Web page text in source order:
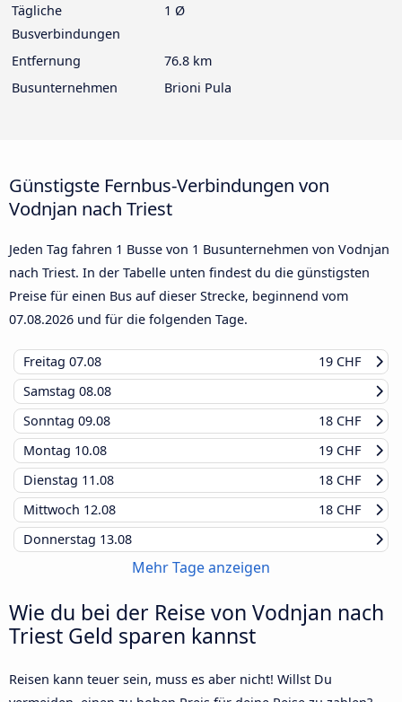
Tägliche
Busverbindungen
1 Ø
Entfernung
76.8 km
Busunternehmen
Brioni Pula
Günstigste Fernbus-Verbindungen von
Vodnjan nach Triest
Jeden Tag fahren 1 Busse von 1 Busunternehmen von Vodnjan
nach Triest. In der Tabelle unten findest du die günstigsten
Preise für einen Bus auf dieser Strecke, beginnend vom
07.08.2026 und für die folgenden Tage.
Freitag 07.08
19 CHF
Samstag 08.08
Sonntag 09.08
18 CHF
Montag 10.08
19 CHF
Dienstag 11.08
18 CHF
Mittwoch 12.08
18 CHF
Donnerstag 13.08
Mehr Tage anzeigen
Wie du bei der Reise von Vodnjan nach
Triest Geld sparen kannst
Reisen kann teuer sein, muss es aber nicht! Willst Du